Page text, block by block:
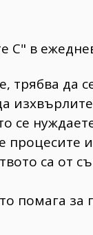
С" в
трябва да
се
процесите
са от
помага